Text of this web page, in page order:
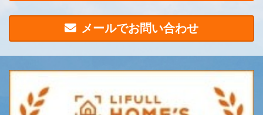
メールでお問い合わせ